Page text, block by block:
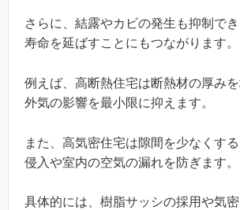
さらに、結露やカビの発生も抑制で
寿命を延ばすことにもつながります。
例えば、高断熱住宅は断熱材の厚みを
外気の影響を最小限に抑えます。
また、高気密住宅は隙間を少なくす
侵入や室内の空気の漏れを防ぎます。
具体的には、樹脂サッシの採用や気